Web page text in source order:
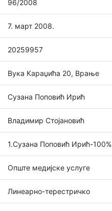
96/2008
7. март 2008.
20259957
Вука Караџића 20, Врање
Сузана Поповић Ирић
Владимир Стојановић
1.Сузана Поповић Ирић-100%
Опште медијске услуге
Линеарно-терестричко